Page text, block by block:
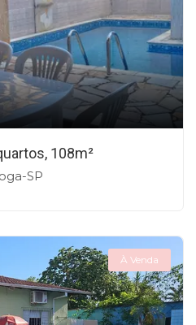
108m²
SP
À Venda